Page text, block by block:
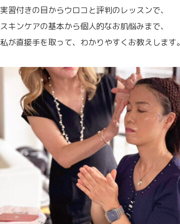
実習付きの目からウロコと評判のレッスンで、
スキンケアの基本から個人的なお肌悩みまで、
私が直接手を取って、わかりやすくお教えします。